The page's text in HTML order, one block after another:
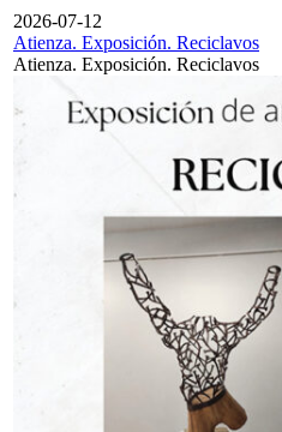
2026-07-12
Atienza. Exposición. Reciclavos
Atienza. Exposición. Reciclavos